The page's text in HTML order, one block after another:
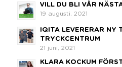
VILL DU BLI VÅR
19 augusti, 2021
IQITA LEVERERAR NY
TRYCKCENTRUM
21 juni, 2021
KLARA KOCKUM